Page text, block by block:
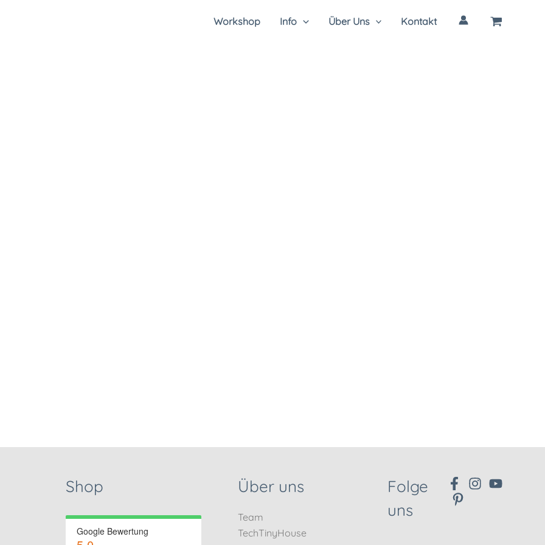
Workshop Info Über Uns Kontakt
Shop
Google Bewertung
Über uns
Team
TechTinyHouse
Folge
uns